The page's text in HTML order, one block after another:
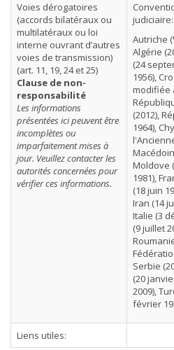
Voies dérogatoires
(accords bilatéraux ou
multilatéraux ou loi
interne ouvrant d’autres
voies de transmission)
(art. 11, 19, 24 et 25)
Clause de non-
responsabilité
Les informations
présentées ici peuvent être
incomplètes ou
imparfaitement mises à
jour. Veuillez contacter les
autorités concernées pour
vérifier ces informations.
judiciaire:
Autriche
Algérie
(24
1956),
modifiée
(2012),
1964),
Moldove
1981),
(18 juin
Iran (14
Italie (3
(9 juillet
Serbie
(20
2009),
février
Liens utiles: